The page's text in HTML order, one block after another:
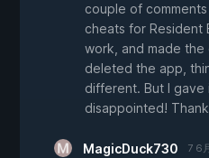
couple of
cheats for Resident
work, and made the
deleted the app,
different. But I gave
disappointed!
MagicDuck730 7 6